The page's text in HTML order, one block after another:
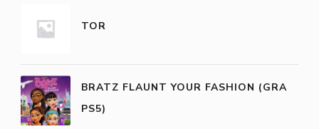
TOR
BRATZ FLAUNT YOUR FASHION (GRA
PS5)